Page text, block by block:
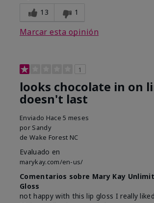
13 1
Marcar esta opinión
1
looks chocolate in on
doesn't last
Enviado Hace 5 meses
por Sandy
de Wake Forest NC
Evaluado en
marykay.com/en-us/
Comentarios sobre Mary Kay
Gloss
not happy with this lip gloss I really